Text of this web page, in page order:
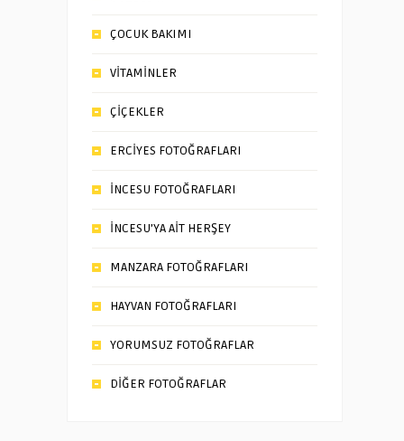
ÇOCUK BAKIMI
VİTAMİNLER
ÇİÇEKLER
ERCİYES FOTOĞRAFLARI
İNCESU FOTOĞRAFLARI
İNCESU’YA AİT HERŞEY
MANZARA FOTOĞRAFLARI
HAYVAN FOTOĞRAFLARI
YORUMSUZ FOTOĞRAFLAR
DİĞER FOTOĞRAFLAR